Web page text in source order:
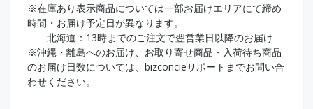
※在庫あり表示商品については一部お届けエリアにて締め
時間・お届け予定日が異なります。
北海道：13時までのご注文で翌営業日以降のお届け
※沖縄・離島へのお届け、お取り寄せ商品・入荷待ち商品
のお届け日数については、bizconcieサポートまでお問い合
わせください。